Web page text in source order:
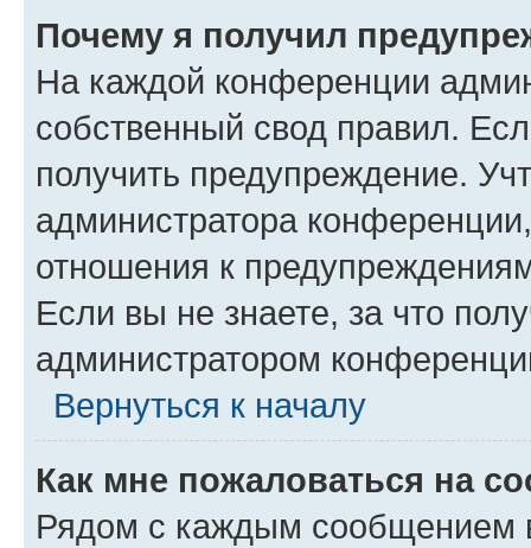
Почему я получил
На каждой конференции
собственный свод правил.
получить предупреждение.
администратора
отношения к
Если вы не знаете, за что
администратором
Вернуться к началу
Как мне пожаловаться на
Рядом с каждым сообщением